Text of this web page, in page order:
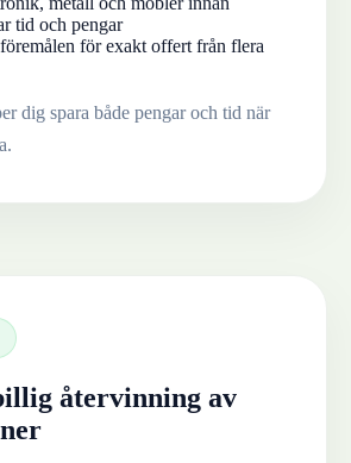
tid och pengar
för exakt offert från flera
dig spara både pengar och tid när
återvinning av